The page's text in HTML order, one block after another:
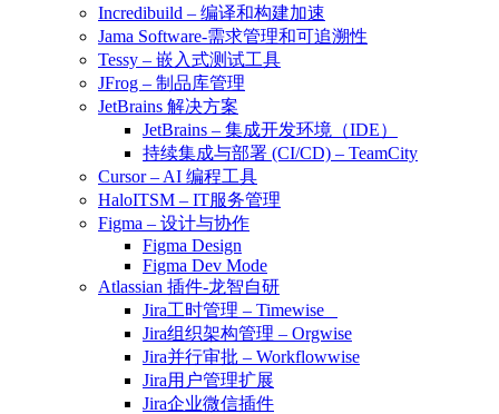
Incredibuild – 编译和构建加速
Jama Software-需求管理和可追溯性
Tessy – 嵌入式测试工具
JFrog – 制品库管理
JetBrains 解决方案
JetBrains – 集成开发环境（IDE）
持续集成与部署 (CI/CD) – TeamCity
Cursor – AI 编程工具
HaloITSM – IT服务管理
Figma – 设计与协作
Figma Design
Figma Dev Mode
Atlassian 插件-龙智自研
Jira工时管理 – Timewise
Jira组织架构管理 – Orgwise
Jira并行审批 – Workflowwise
Jira用户管理扩展
Jira企业微信插件